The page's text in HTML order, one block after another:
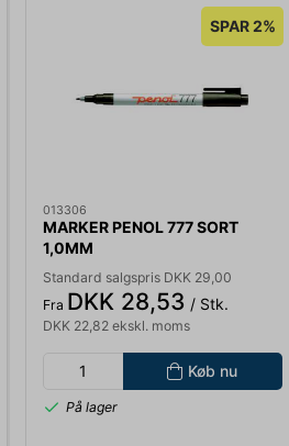
SPAR 2%
013306
MARKER PENOL 777 SORT
1,0MM
Standard salgspris DKK 29,00
Fra DKK 28,53 / Stk.
DKK 22,82 ekskl. moms
Køb nu
På lager